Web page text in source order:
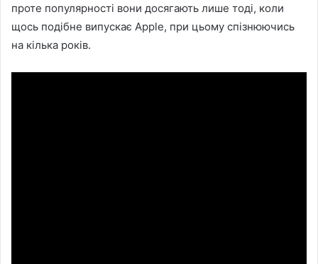
проте популярності вони досягають лише тоді, коли
щось подібне випускає Apple, при цьому спізнюючись
на кілька років.